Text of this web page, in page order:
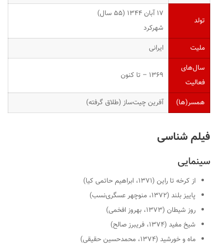
تولد
۱۷ آبان ۱۳۴۴ ‏(۵۵ سال)
شهرکرد
ملیت
ایرانی
سال‌های
فعالیت
۱۳۶۹ – تا کنون
همسر(ها) آفرین چیت‌ساز (طلاق گرفته)
فیلم شناسی
سینمایی
از کرخه تا راین (۱۳۷۱، ابراهیم حاتمی کیا)
پاییز بلند (۱۳۷۲، منوچهر عسگری‌نسب)
روز شیطان (۱۳۷۳، بهروز افخمی)
شیخ مفید (۱۳۷۴، فریبرز صالح)
ماه و خورشید (۱۳۷۴، محمدحسین حقیقی)